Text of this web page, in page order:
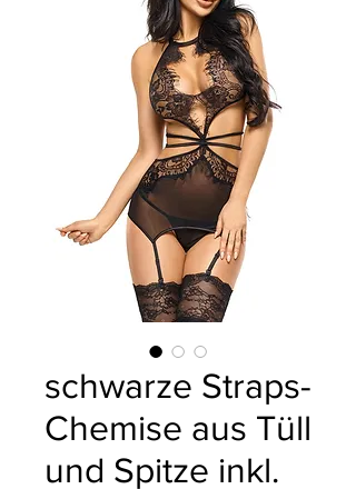
schwarze Straps-
Chemise aus Tüll
und Spitze inkl.